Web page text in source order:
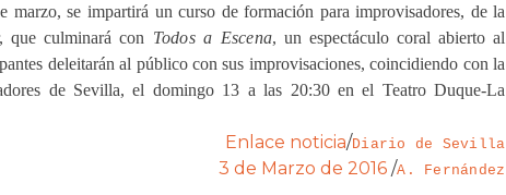
se impartirá un curso de formación para improvisadores, de la
que culminará con Todos a Escena, un espectáculo coral abierto al
deleitarán al público con sus improvisaciones, coincidiendo con la
de Sevilla, el domingo 13 a las 20:30 en el Teatro Duque-La
Enlace noticia/Diario de Sevilla
3 de Marzo de 2016 /A. Fernández